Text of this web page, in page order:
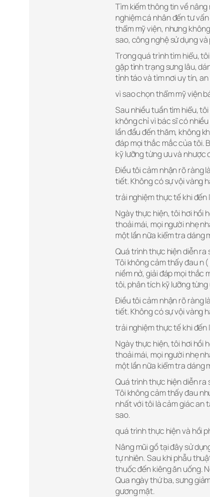
Tìm kiếm thông tin về
nghiệm cá nhân đến tư
thẩm mỹ viện, nhưng
sao, công nghệ sử dụng
Trong quá trình tìm hiểu,
gặp tình trạng sưng lâu,
tỉnh táo và tìm nơi uy tín,
vì sao chọn thẩm mỹ viện
Sau nhiều tuần tìm hiểu,
không chỉ vì bác sĩ có
lần đầu đến thăm, không
đáp mọi thắc mắc của tôi.
kỹ lưỡng từng ưu và nhược
Điều tôi cảm nhận rõ ràng
tiết. Không có sự vội vàng
trải nghiệm thực tế khi đến
Ngày thực hiện, tôi hơi hồi
thoải mái, mọi người nhẹ
một lần nữa kiểm tra dáng
Quá trình thực hiện diễn
Tôi không cảm thấy đau n (
niềm nở, giải đáp mọi thắc
tôi, phân tích kỹ lưỡng
Điều tôi cảm nhận rõ ràng
tiết. Không có sự vội vàng
trải nghiệm thực tế khi đến
Ngày thực hiện, tôi hơi hồi
thoải mái, mọi người nhẹ
một lần nữa kiểm tra dáng
Quá trình thực hiện diễn
Tôi không cảm thấy đau
nhất với tôi là cảm giác an
sao.
quá trình thực hiện và hồi
Nâng mũi gồ tại đây sử
tự nhiên. Sau khi phẫu
thuốc đến kiêng ăn uống.
Qua ngày thứ ba, sưng
gương mặt.